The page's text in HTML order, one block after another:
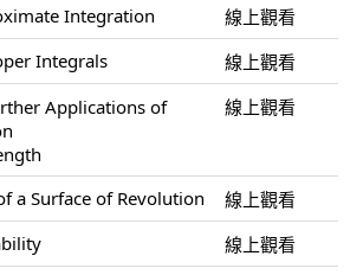
Integration
線上觀看
Integrals
線上觀看
Applications of
線上觀看
a Surface of Revolution
線上觀看
線上觀看